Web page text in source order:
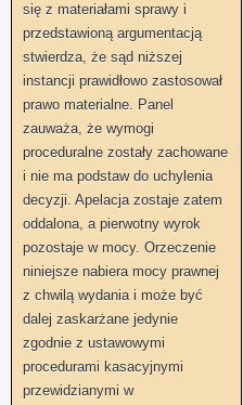
się z materiałami sprawy i
przedstawioną argumentacją
stwierdza, że ​​sąd niższej
instancji prawidłowo zastosował
prawo materialne. Panel
zauważa, że ​​wymogi
proceduralne zostały zachowane
i nie ma podstaw do uchylenia
decyzji. Apelacja zostaje zatem
oddalona, ​​a pierwotny wyrok
pozostaje w mocy. Orzeczenie
niniejsze nabiera mocy prawnej
z chwilą wydania i może być
dalej zaskarżane jedynie
zgodnie z ustawowymi
procedurami kasacyjnymi
przewidzianymi w